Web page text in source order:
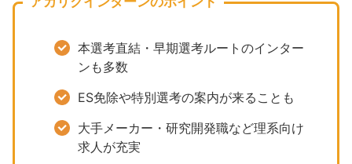
本選考直結・早期選考ルートのインター
ンも多数
ES免除や特別選考の案内が来ることも
大手メーカー・研究開発職など理系向け
求人が充実